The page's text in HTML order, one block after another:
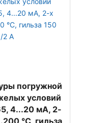
погружной
условий
4...20 мА, 2-
°C, гильза